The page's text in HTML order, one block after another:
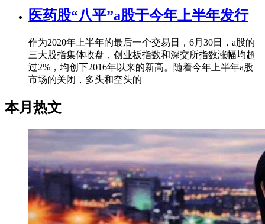
医药股“八平”a股于今年上半年发行
作为2020年上半年的最后一个交易日，6月30日，a股的
三大股指集体收盘，创业板指数和深交所指数涨幅均超
过2%，均创下2016年以来的新高。随着今年上半年a股
市场的关闭，多头和空头的
本月热文